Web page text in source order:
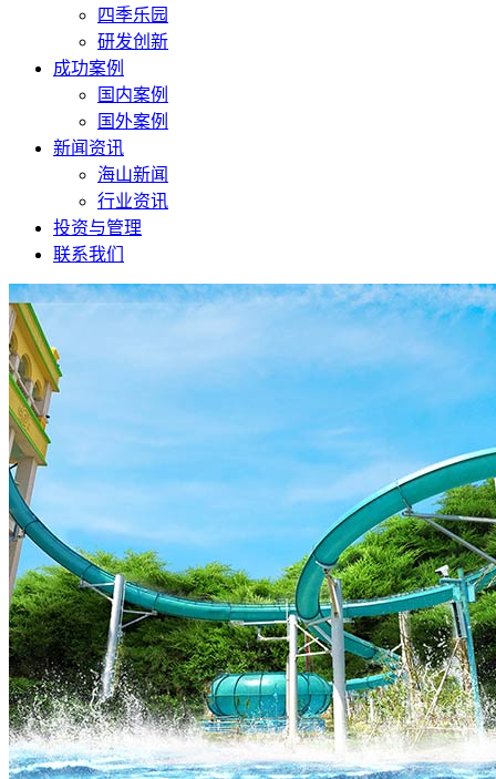
四季乐园
研发创新
成功案例
国内案例
国外案例
新闻资讯
海山新闻
行业资讯
投资与管理
联系我们